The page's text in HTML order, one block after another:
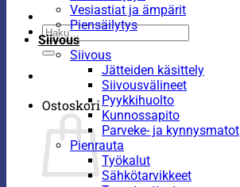
Etsi:
Ostoskori
Vesiastiat ja ämpärit
Piensäilytys
Siivous
Siivous
Jätteiden käsittely
Siivousvälineet
Pyykkihuolto
Kunnossapito
Parveke- ja kynnysmatot
Pienrauta
Työkalut
Sähkötarvikkeet